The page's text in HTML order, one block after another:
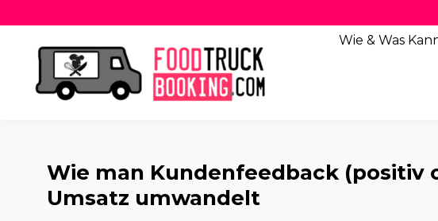
Wie & Was
Wie man Kundenfeedback (positiv
Umsatz umwandelt